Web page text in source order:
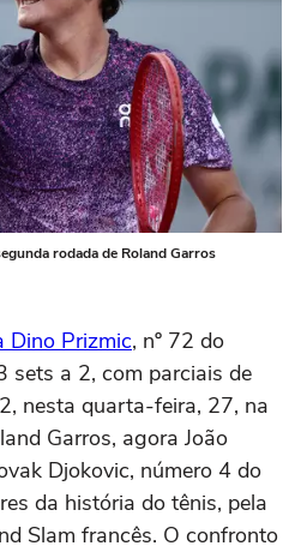
rodada de Roland Garros
Dino Prizmic, nº 72 do
sets a 2, com parciais de
nesta quarta-feira, 27, na
Garros, agora João
Djokovic, número 4 do
da história do tênis, pela
Slam francês. O confronto